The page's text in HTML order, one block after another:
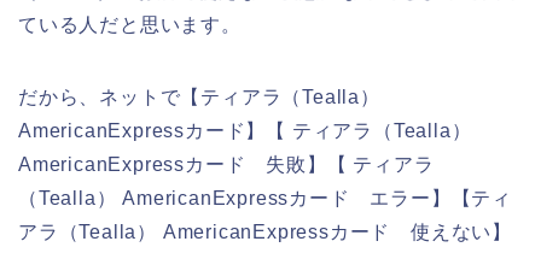
ている人だと思います。
だから、ネットで【ティアラ（Tealla）
AmericanExpressカード】【 ティアラ（Tealla）
AmericanExpressカード 失敗】【 ティアラ
（Tealla） AmericanExpressカード エラー】【ティ
アラ（Tealla） AmericanExpressカード 使えない】